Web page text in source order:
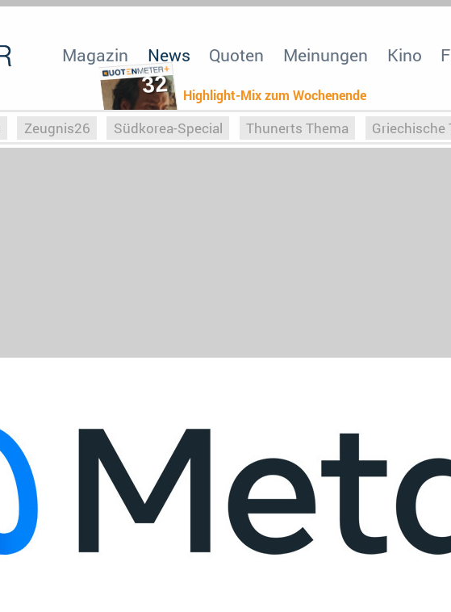
32 Highlight-Mix zum Wochenende
Magazin News Quoten Meinungen Kino
Zeugnis26 Südkorea-Special Thunerts Thema Griechische